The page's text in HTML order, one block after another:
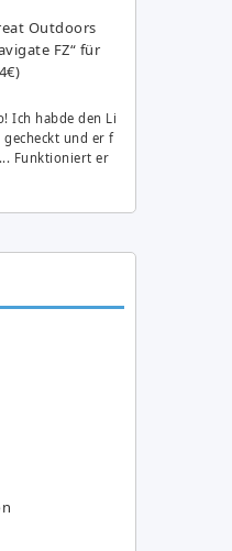
Outdoors
FZ“ für
Ich habde den Li
und er f
Funktioniert er